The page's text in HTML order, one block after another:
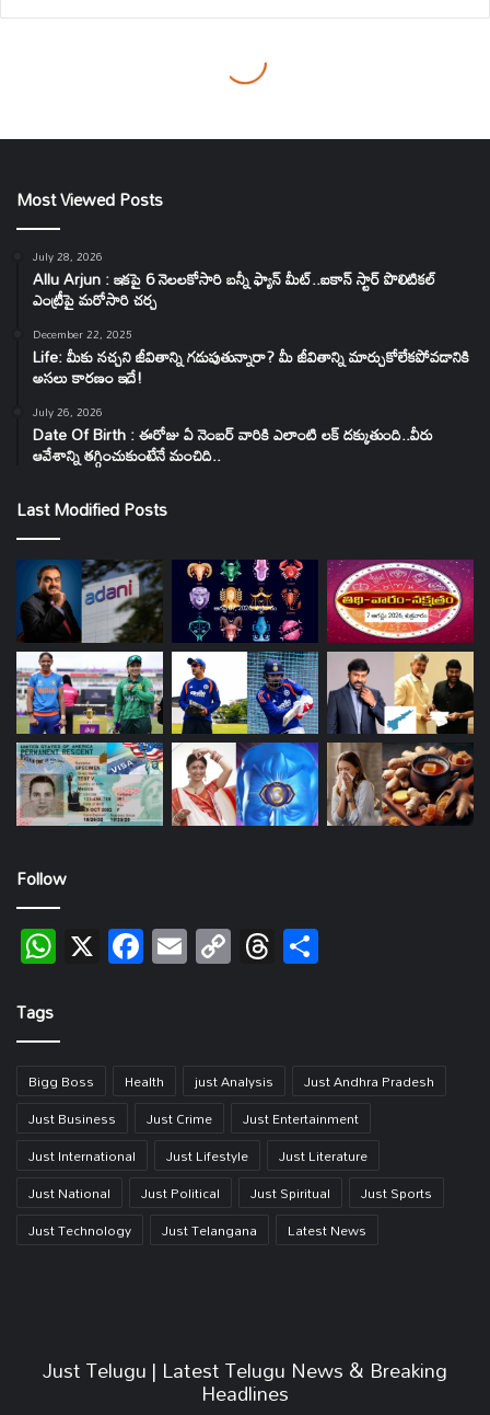
Most Viewed Posts
July 28, 2026
Allu Arjun : ఇకపై 6 నెలలకోసారి బన్నీ ఫ్యాన్ మీట్..ఐకాన్ స్టార్ పొలిటికల్
ఎంట్రీపై మరోసారి చర్చ
December 22, 2025
Life: మీకు నచ్చని జీవితాన్ని గడుపుతున్నారా? మీ జీవితాన్ని మార్చుకోలేకపోవడానికి
అసలు కారణం ఇదే!
July 26, 2026
Date Of Birth : ఈరోజు ఏ నెంబర్ వారికి ఎలాంటి లక్ దక్కుతుంది..వీరు
ఆవేశాన్ని తగ్గించుకుంటేనే మంచిది..
Last Modified Posts
Follow
WhatsApp
X Facebook
EmailCopy
Link
Threads
Tags
Bigg Boss Health just Analysis
Just Andhra Pradesh
Just Business
Just Crime
Just Entertainment
Just International
Just Lifestyle
Just Literature
Just National
Just Political Just Spiritual
Just Sports
Just Technology
Just Telangana Latest News
Just Telugu | Latest Telugu News & Breaking
Headlines